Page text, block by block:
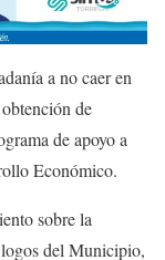
a no caer en
de
de apoyo a
Económico.
sobre la
del Municipio,